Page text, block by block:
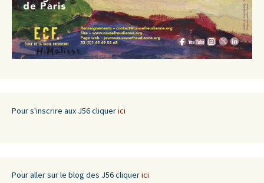
Pour s'inscrire aux J56 cliquerici
Pour aller sur le blog des J56 cliquerici